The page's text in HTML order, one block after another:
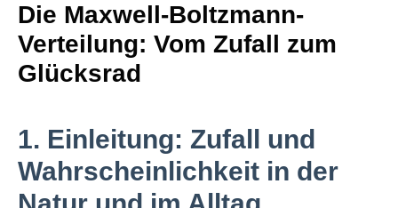
Die Maxwell-Boltzmann-
Verteilung: Vom Zufall zum
Glücksrad
1. Einleitung: Zufall und
Wahrscheinlichkeit in der